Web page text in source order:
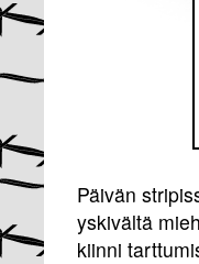
Päivän
yskivältä
kiinni